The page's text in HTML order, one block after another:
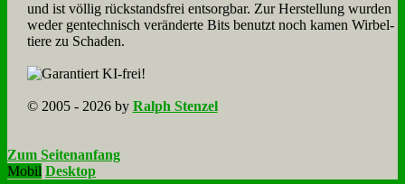
und ist völlig rück­stands­frei ent­sorg­bar. Zur Herstellung wurden
weder gen­tech­nisch veränderte Bits benutzt noch kamen Wir­bel­
tiere zu Scha­den.
© 2005 - 2026 by Ralph Stenzel
Zum Seitenanfang
Mobil Desktop